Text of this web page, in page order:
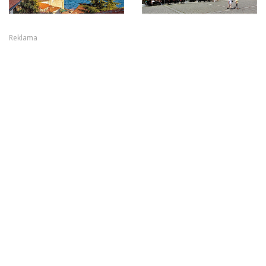
Reklama